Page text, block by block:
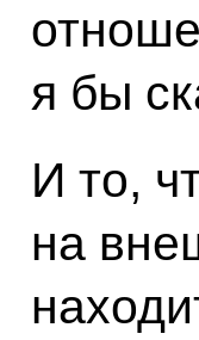
я бы
И то,
на